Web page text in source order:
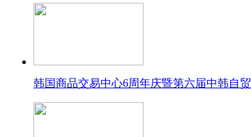
韩国商品交易中心6周年庆暨第六届中韩自贸